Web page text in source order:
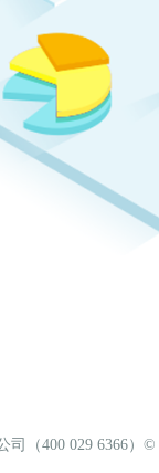
司（400 029 6366）©